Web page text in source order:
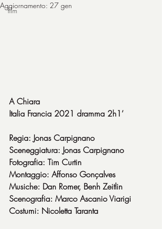
film
Aggiornamento: 27 gen
A Chiara
Italia Francia 2021 dramma 2h1’
Regia: Jonas Carpignano
Sceneggiatura: Jonas Carpignano
Fotografia: Tim Curtin
Montaggio: Affonso Gonçalves
Musiche: Dan Romer, Benh Zeitlin
Scenografia: Marco Ascanio Viarigi
Costumi: Nicoletta Taranta